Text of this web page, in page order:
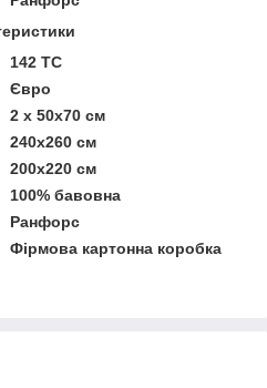
142 TC
Євро
2 x 50х70 см
240х260 см
200х220 см
100% бавовна
Ранфорс
Фірмова картонна коробка